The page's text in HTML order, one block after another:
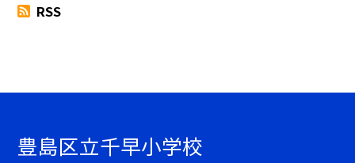
RSS
豊島区立千早小学校